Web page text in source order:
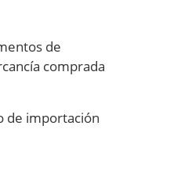
de
comprada
de importación